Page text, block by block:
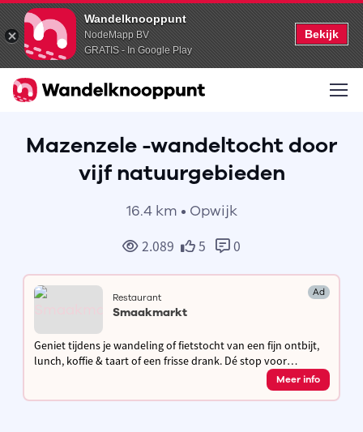
Wandelknooppunt
NodeMapp BV
GRATIS - In Google Play
Bekijk
Mazenzele -wandeltocht door
vijf natuurgebieden
16.4 km • Opwijk
2.089 5 0
Restaurant Ad
Smaakmarkt
Geniet tijdens je wandeling of fietstocht van een fijn ontbijt,
lunch, koffie & taart of een frisse drank. Dé stop voor
wandelaars en fietsers om even uit te rusten en op te laden!
Meer info